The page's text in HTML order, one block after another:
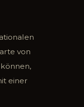
von
einer